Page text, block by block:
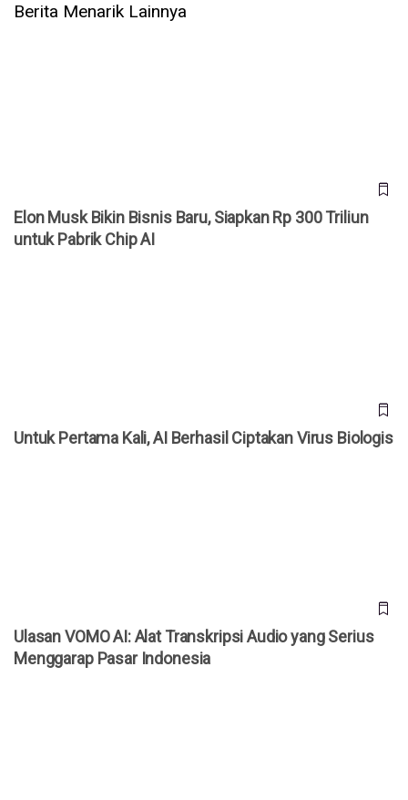
Berita Menarik Lainnya
Elon Musk Bikin Bisnis Baru, Siapkan Rp 300 Triliun
untuk Pabrik Chip AI
Untuk Pertama Kali, AI Berhasil Ciptakan Virus Biologis
Ulasan VOMO AI: Alat Transkripsi Audio yang Serius
Menggarap Pasar Indonesia